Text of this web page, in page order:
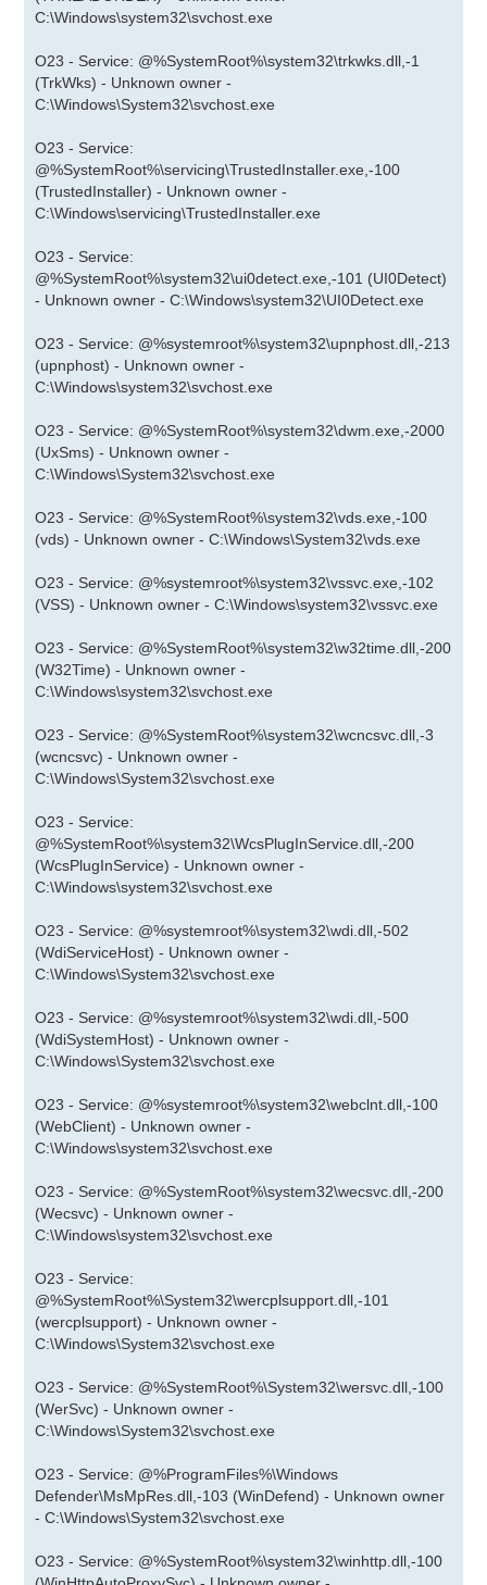
C:\Windows\system32\svchost.exe
O23 - Service: @%SystemRoot%\system32\trkwks.dll,-1
(TrkWks) - Unknown owner -
C:\Windows\System32\svchost.exe
O23 - Service:
@%SystemRoot%\servicing\TrustedInstaller.exe,-100
(TrustedInstaller) - Unknown owner -
C:\Windows\servicing\TrustedInstaller.exe
O23 - Service:
@%SystemRoot%\system32\ui0detect.exe,-101 (UI0Detect)
- Unknown owner - C:\Windows\system32\UI0Detect.exe
O23 - Service: @%systemroot%\system32\upnphost.dll,-213
(upnphost) - Unknown owner -
C:\Windows\system32\svchost.exe
O23 - Service: @%SystemRoot%\system32\dwm.exe,-2000
(UxSms) - Unknown owner -
C:\Windows\System32\svchost.exe
O23 - Service: @%SystemRoot%\system32\vds.exe,-100
(vds) - Unknown owner - C:\Windows\System32\vds.exe
O23 - Service: @%systemroot%\system32\vssvc.exe,-102
(VSS) - Unknown owner - C:\Windows\system32\vssvc.exe
O23 - Service: @%SystemRoot%\system32\w32time.dll,-200
(W32Time) - Unknown owner -
C:\Windows\system32\svchost.exe
O23 - Service: @%SystemRoot%\system32\wcncsvc.dll,-3
(wcncsvc) - Unknown owner -
C:\Windows\System32\svchost.exe
O23 - Service:
@%SystemRoot%\system32\WcsPlugInService.dll,-200
(WcsPlugInService) - Unknown owner -
C:\Windows\system32\svchost.exe
O23 - Service: @%systemroot%\system32\wdi.dll,-502
(WdiServiceHost) - Unknown owner -
C:\Windows\System32\svchost.exe
O23 - Service: @%systemroot%\system32\wdi.dll,-500
(WdiSystemHost) - Unknown owner -
C:\Windows\System32\svchost.exe
O23 - Service: @%systemroot%\system32\webclnt.dll,-100
(WebClient) - Unknown owner -
C:\Windows\system32\svchost.exe
O23 - Service: @%SystemRoot%\system32\wecsvc.dll,-200
(Wecsvc) - Unknown owner -
C:\Windows\system32\svchost.exe
O23 - Service:
@%SystemRoot%\System32\wercplsupport.dll,-101
(wercplsupport) - Unknown owner -
C:\Windows\System32\svchost.exe
O23 - Service: @%SystemRoot%\System32\wersvc.dll,-100
(WerSvc) - Unknown owner -
C:\Windows\System32\svchost.exe
O23 - Service: @%ProgramFiles%\Windows
Defender\MsMpRes.dll,-103 (WinDefend) - Unknown owner
- C:\Windows\System32\svchost.exe
O23 - Service: @%SystemRoot%\system32\winhttp.dll,-100